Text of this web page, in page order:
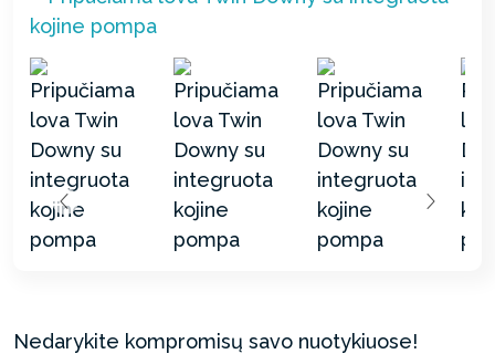
Nedarykite kompromisų savo nuotykiuose!